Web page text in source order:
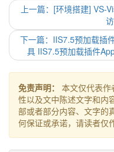
上一篇：[环境搭建] VS-
下一篇：IIS7.5预加载插
具 IIS7.5预加载插件
免责声明：
本文仅代表作
性以及文中陈述文字和内
部或者部分内容、文字的
何保证或承诺，请读者仅